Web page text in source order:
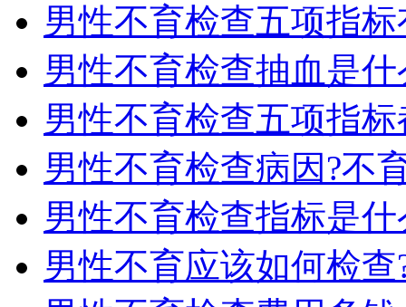
男性不育检查五项指
男性不育检查抽血是
男性不育检查五项指标
男性不育检查病因?不
男性不育检查指标是
男性不育应该如何检